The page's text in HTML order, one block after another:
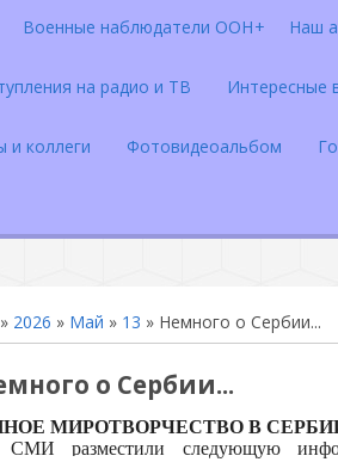
Военные наблюдатели ООН Наш
на радио и ТВ Интересные
и коллеги Фотовидеоальбом
» 2026 » Май » 13 » Немного о Сербии...
о Сербии...
МИРОТВОРЧЕСТВО В СЕРБИИ
СМИ разместили следующую